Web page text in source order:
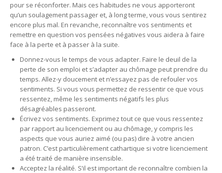
pour se réconforter. Mais ces habitudes ne vous apporteront
qu’un soulagement passager et, à long terme, vous vous sentirez
encore plus mal. En revanche, reconnaître vos sentiments et
remettre en question vos pensées négatives vous aidera à faire
face à la perte et à passer à la suite.
Donnez-vous le temps de vous adapter. Faire le deuil de la
perte de son emploi et s’adapter au chômage peut prendre du
temps. Allez-y doucement et n’essayez pas de refouler vos
sentiments. Si vous vous permettez de ressentir ce que vous
ressentez, même les sentiments négatifs les plus
désagréables passeront.
Écrivez vos sentiments. Exprimez tout ce que vous ressentez
par rapport au licenciement ou au chômage, y compris les
aspects que vous auriez aimé (ou pas) dire à votre ancien
patron. C’est particulièrement cathartique si votre licenciement
a été traité de manière insensible.
Acceptez la réalité. S’il est important de reconnaître combien la